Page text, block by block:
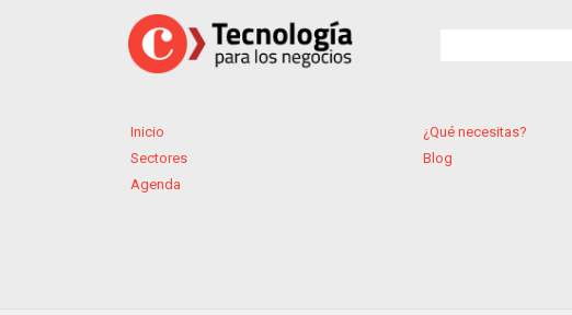
Inicio
¿Qué necesitas?
Sectores
Blog
Agenda